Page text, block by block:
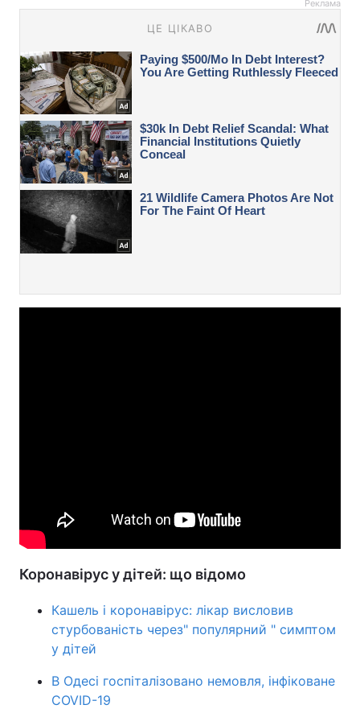
Реклама
Коронавірус у дітей: що відомо
Кашель і коронавірус: лікар висловив
стурбованість через" популярний " симптом
у дітей
В Одесі госпіталізовано немовля, інфіковане
COVID-19